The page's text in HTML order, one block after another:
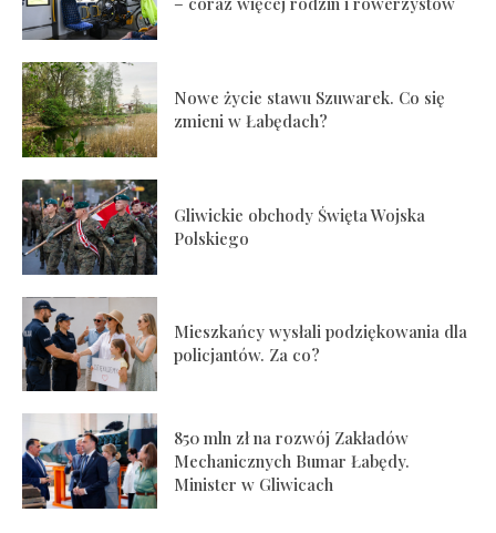
Nowe życie stawu Szuwarek. Co się
zmieni w Łabędach?
Gliwickie obchody Święta Wojska
Polskiego
Mieszkańcy wysłali podziękowania dla
policjantów. Za co?
850 mln zł na rozwój Zakładów
Mechanicznych Bumar Łabędy.
Minister w Gliwicach